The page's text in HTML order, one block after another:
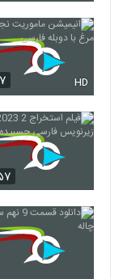
HD